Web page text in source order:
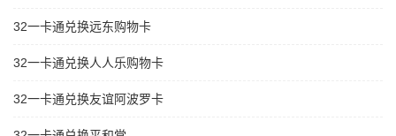
32一卡通兑换远东购物卡
32一卡通兑换人人乐购物卡
32一卡通兑换友谊阿波罗卡